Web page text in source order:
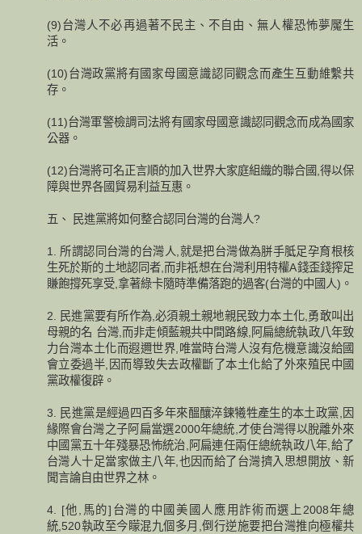
(9)台灣人不必再過著不民主、不自由、無人權恐怖夢魘生
活。
(10)台灣政黨將有國家母國意識認同觀念而產生互動維繫共
存。
(11)台灣軍警檢調司法將有國家母國意識認同觀念而成為國家
公器。
(12)台灣將可名正言順的加入世界大家庭組織的聯合國,得以保
障與世界各國貿易利益互惠。
五、 民進黨將如何整合認同台灣的台灣人?
1. 所謂認同台灣的台灣人,就是把台灣做為胼手胝足孕育根核
生死於斯的土地認同者,而非祇想在台灣利用特權A錢歪錢搾足
賺飽撐死享受,拿著綠卡隨時準備落跑的過客(台灣的中國人)。
2. 民進黨要有所作為,必須親土親地親民致力本土化,勇敢叫出
母親的名 台灣,而非走傾藍親共中間路線,阿扁總統執政八年致
力台灣本土化而遐邇世界,唯當時台灣人沒有危機意識沒給國
會立委過半,因而導致失去政權斷了本土化給了外來殖民中國
黨政權復辟。
3. 民進黨是經過四百多年來醞釀淬鍊犧牲產生的本土政黨,因
緣際會台灣之子阿扁當選2000年總統,才使台灣得以脫離外來
中國黨五十年殘暴恐怖統治,阿扁連任兩任總統執政八年,給了
台灣人十足當家做主八年,也因而給了台灣擠入思想開放、新
聞言論自由世界之林。
4. [他,馬的]台灣的中國美國人應用詐術而選上2008年總
統,520執政至今矇混九個多月,倒行逆施要把台灣推向極權共